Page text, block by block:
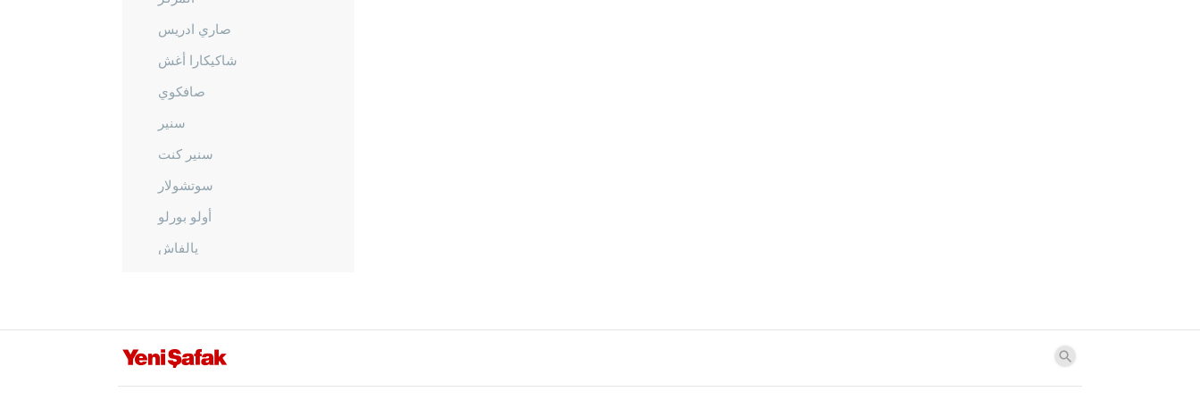
صاري ادريس
شاكيكارا أغش
صافكوي
سنير
سنير كنت
سوتشولار
أولو بورلو
يالفاش
كرامان